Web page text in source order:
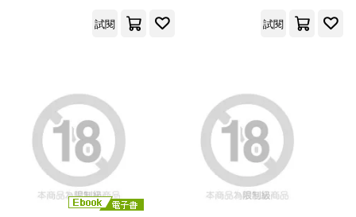
試閱 試閱